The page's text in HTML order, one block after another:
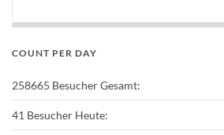
COUNT PER DAY
258665 Besucher Gesamt:
41 Besucher Heute: